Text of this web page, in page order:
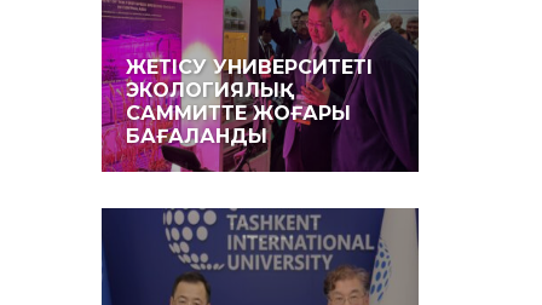
ЖЕТІСУ УНИВЕРСИТЕТІ
ЭКОЛОГИЯЛЫҚ
САММИТТЕ ЖОҒАРЫ
БАҒАЛАНДЫ